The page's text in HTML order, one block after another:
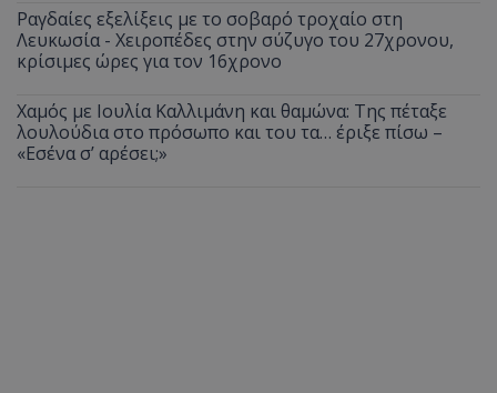
Ραγδαίες εξελίξεις με το σοβαρό τροχαίο στη
Λευκωσία - Χειροπέδες στην σύζυγο του 27χρονου,
κρίσιμες ώρες για τον 16χρονο
Χαμός με Ιουλία Καλλιμάνη και θαμώνα: Της πέταξε
λουλούδια στο πρόσωπο και του τα… έριξε πίσω –
«Εσένα σ’ αρέσει;»